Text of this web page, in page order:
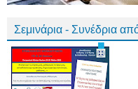
Σεμινάρια - Συνέδρια